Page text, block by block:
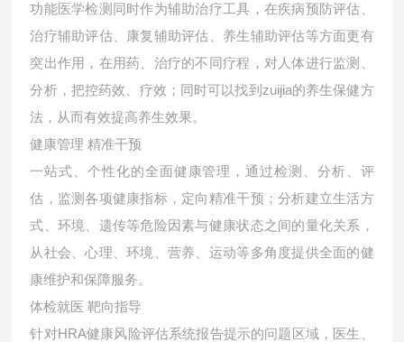
功能医学检测同时作为辅助治疗工具，在疾病预防评估、
治疗辅助评估、康复辅助评估、养生辅助评估等方面更有
突出作用，在用药、治疗的不同疗程，对人体进行监测、
分析，把控药效、疗效；同时可以找到zuijia的养生保健方
法，从而有效提高养生效果。
健康管理 精准干预
一站式、个性化的全面健康管理，通过检测、分析、评
估，监测各项健康指标，定向精准干预；分析建立生活方
式、环境、遗传等危险因素与健康状态之间的量化关系，
从社会、心理、环境、营养、运动等多角度提供全面的健
康维护和保障服务。
体检就医 靶向指导
针对HRA健康风险评估系统报告提示的问题区域，医生、